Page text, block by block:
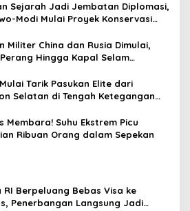
Sejarah Jadi Jembatan Diplomasi,
Modi Mulai Proyek Konservasi
Militer China dan Rusia Dimulai,
Hingga Kapal Selam
Tarik Pasukan Elite dari
Selatan di Tengah Ketegangan
Membara! Suhu Ekstrem Picu
Ribuan Orang dalam Sepekan
RI Berpeluang Bebas Visa ke
Penerbangan Langsung Jadi